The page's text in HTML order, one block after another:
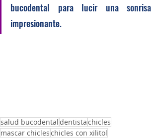
bucodental para lucir una sonrisa
impresionante.
salud bucodentaldentistachicles
mascar chicleschicles con xilitol